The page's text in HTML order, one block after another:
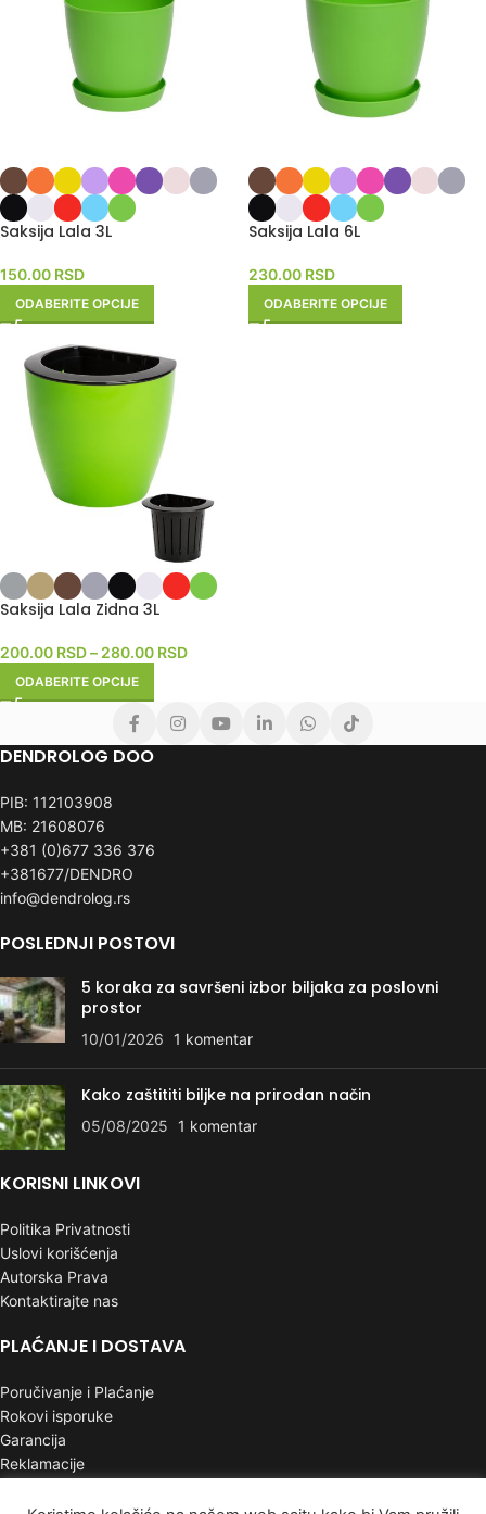
Saksija Lala 3L
150.00 RSD
ODABERITE OPCIJE
Saksija Lala 6L
230.00 RSD
ODABERITE OPCIJE
Saksija Lala Zidna 3L
200.00 RSD– 280.00 RSD
ODABERITE OPCIJE
DENDROLOG DOO
PIB: 112103908
MB: 21608076
+381 (0)677 336 376
+381677/DENDRO
info@dendrolog.rs
POSLEDNJI POSTOVI
5 koraka za savršeni izbor biljaka za poslovni
prostor
10/01/2026 1 komentar
Kako zaštititi biljke na prirodan način
05/08/2025 1 komentar
KORISNI LINKOVI
Politika Privatnosti
Uslovi korišćenja
Autorska Prava
Kontaktirajte nas
PLAĆANJE I DOSTAVA
Poručivanje i Plaćanje
Rokovi isporuke
Garancija
Reklamacije